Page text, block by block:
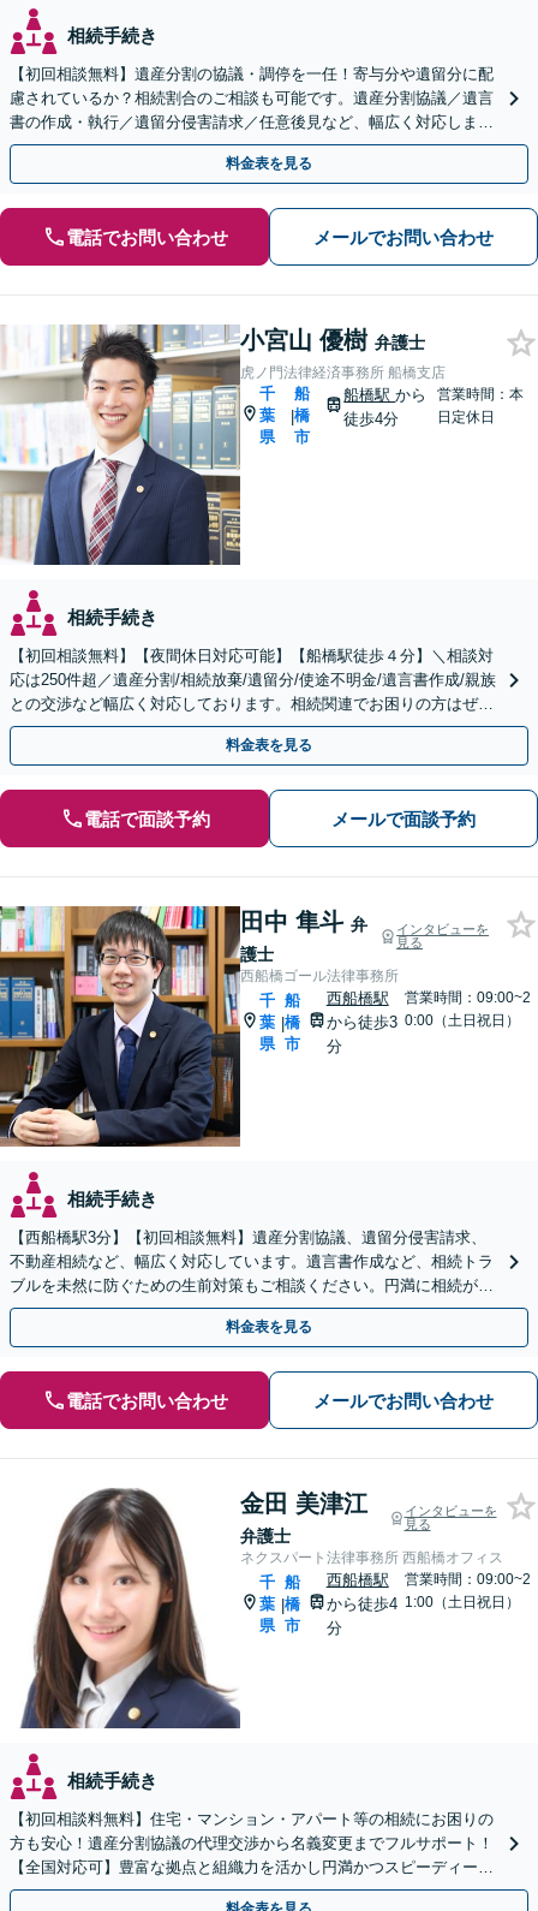
相続手続き
【初回相談無料】遺産分割の協議・調停を一任！寄与分や遺留分に配
慮されているか？相続割合のご相談も可能です。遺産分割協議／遺言
書の作成・執行／遺留分侵害請求／任意後見など、幅広く対応します
【夜間・休日面談可】【西船橋駅3分】
料金表を見る
電話でお問い合わせ メールでお問い合わせ
小宮山 優樹 弁護士
虎ノ門法律経済事務所 船橋支店
千
葉
県
|
船
橋
市
船橋駅から
徒歩4分
営業時間：本
日定休日
相続手続き
【初回相談無料】【夜間休日対応可能】【船橋駅徒歩４分】＼相談対
応は250件超／遺産分割/相続放棄/遺留分/使途不明金/遺言書作成/親族
との交渉など幅広く対応しております。相続関連でお困りの方はぜひ
一度ご相談ください。
料金表を見る
電話で面談予約 メールで面談予約
田中 隼斗 弁
護士
インタビューを
見る
西船橋ゴール法律事務所
千
葉
県
|
船
橋
市
西船橋駅
から徒歩3
分
営業時間：09:00~2
0:00（土日祝日）
相続手続き
【西船橋駅3分】【初回相談無料】遺産分割協議、遺留分侵害請求、
不動産相続など、幅広く対応しています。遺言書作成など、相続トラ
ブルを未然に防ぐための生前対策もご相談ください。円満に相続が終
えられるよう、全力でサポートいたします。
料金表を見る
電話でお問い合わせ メールでお問い合わせ
金田 美津江
弁護士
インタビューを
見る
ネクスパート法律事務所 西船橋オフィス
千
葉
県
|
船
橋
市
西船橋駅
から徒歩4
分
営業時間：09:00~2
1:00（土日祝日）
相続手続き
【初回相談料無料】住宅・マンション・アパート等の相続にお困りの
方も安心！遺産分割協議の代理交渉から名義変更までフルサポート！
【全国対応可】豊富な拠点と組織力を活かし円満かつスピーディーに
相続手続きをお手伝いします【取扱い実績2000件以上】